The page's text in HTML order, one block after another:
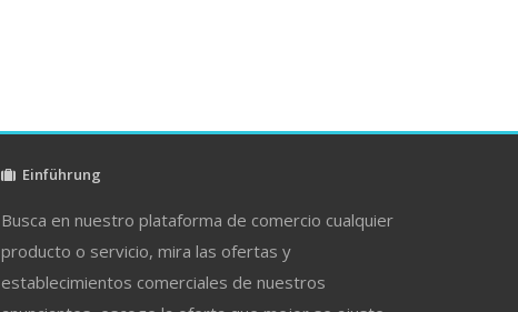
Einführung
Busca en nuestro plataforma de comercio cualquier
producto o servicio, mira las ofertas y
establecimientos comerciales de nuestros